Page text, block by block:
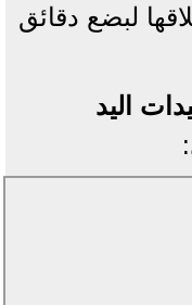
لبضع دقائق
اليد